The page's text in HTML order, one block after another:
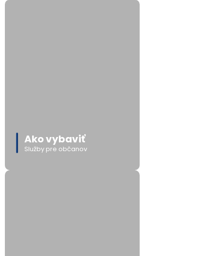
Ako vybaviť
Služby pre občanov